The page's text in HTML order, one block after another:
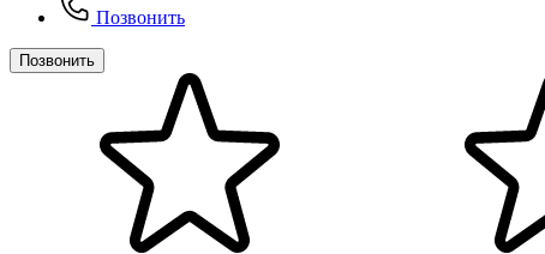
Позвонить
Позвонить